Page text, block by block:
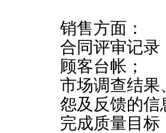
销售方面：
合同评审记录
顾客台帐；
市场调查结果
怨及反馈的信
完成质量目标